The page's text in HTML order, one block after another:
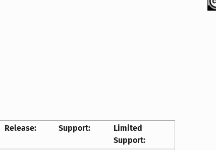
Release: Support:
Limited
Support: